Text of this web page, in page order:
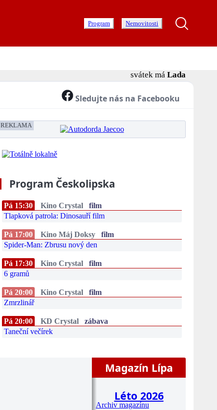
Program Nemovitosti
svátek má Lada
Sledujte nás na Facebooku
REKLAMA
Program Českolipska
Pá 15:30 Kino Crystal
film
Tlapková patrola: Dinosauří film
Pá 17:00 Kino Máj Doksy
film
Spider-Man: Zbrusu nový den
Pá 17:30 Kino Crystal
film
6 gramů
Pá 20:00 Kino Crystal
film
Zmrzlinář
Pá 20:00 KD Crystal
zábava
Taneční večírek
Magazín Lípa
Léto 2026
Archiv magazínu